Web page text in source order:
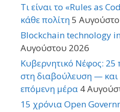
Τι είναι το «Rules as
κάθε πολίτη5
Blockchain technology
Αυγούστου 2026
Κυβερνητικό Νέφος: 25
στη διαβούλευση — και
επόμενη μέρα 4
15 χρόνια Open